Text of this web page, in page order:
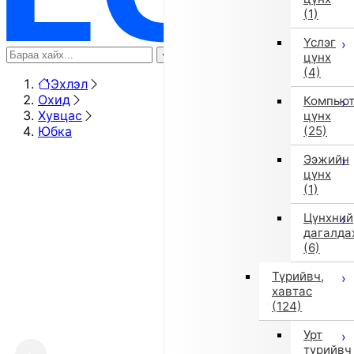
(1)
Үслэг
цүнх
(4)
цүнх
(25)
Ээжийн
цүнх
(1)
Цүнхний
(6)
Түрийвч,
хавтас
(124)
Урт
түрийвч
Эхлэл
Охид
Хувцас
Юбка